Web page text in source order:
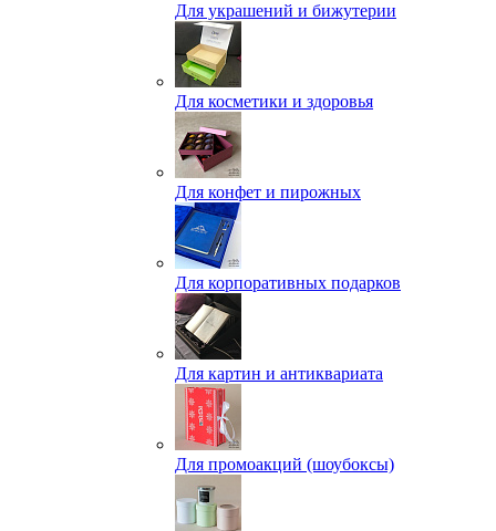
Для украшений и бижутерии
Для косметики и здоровья
Для конфет и пирожных
Для корпоративных подарков
Для картин и антиквариата
Для промоакций (шоубоксы)